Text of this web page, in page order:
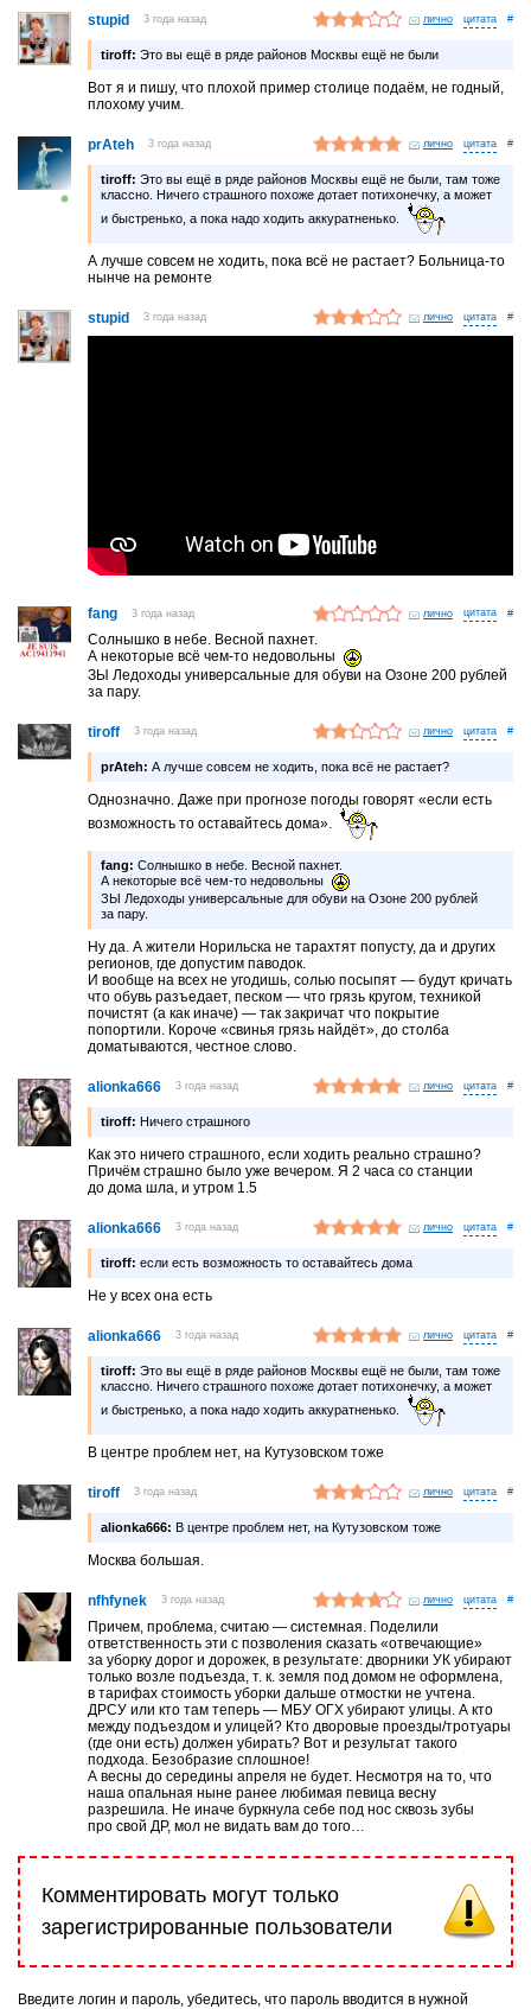
stupid 3 года назад лично #
tiroff: Это вы ещё в ряде районов Москвы ещё не были
Вот я и пишу, что плохой пример столице подаём, не годный,
плохому учим.
prAteh 3 года назад лично #
tiroff: Это вы ещё в ряде районов Москвы ещё не были, там тоже
классно. Ничего страшного похоже дотает потихонечку, а может
и быстренько, а пока надо ходить аккуратненько.
А лучше совсем не ходить, пока всё не растает? Больница-то
нынче на ремонте
stupid 3 года назад лично #
fang 3 года назад лично #
Солнышко в небе. Весной пахнет.
А некоторые всё чем-то недовольны
ЗЫ Ледоходы универсальные для обуви на Озоне 200 рублей
за пару.
tiroff 3 года назад лично #
prAteh: А лучше совсем не ходить, пока всё не растает?
Однозначно. Даже при прогнозе погоды говорят «если есть
возможность то оставайтесь дома».
fang: Солнышко в небе. Весной пахнет.
А некоторые всё чем-то недовольны
ЗЫ Ледоходы универсальные для обуви на Озоне 200 рублей
за пару.
Ну да. А жители Норильска не тарахтят попусту, да и других
регионов, где допустим паводок.
И вообще на всех не угодишь, солью посыпят — будут кричать
что обувь разъедает, песком — что грязь кругом, техникой
почистят (а как иначе) — так закричат что покрытие
попортили. Короче «свинья грязь найдёт», до столба
доматываются, честное слово.
alionka666 3 года назад лично #
tiroff: Ничего страшного
Как это ничего страшного, если ходить реально страшно?
Причём страшно было уже вечером. Я 2 часа со станции
до дома шла, и утром 1.5
alionka666 3 года назад лично #
tiroff: если есть возможность то оставайтесь дома
Не у всех она есть
alionka666 3 года назад лично #
tiroff: Это вы ещё в ряде районов Москвы ещё не были, там тоже
классно. Ничего страшного похоже дотает потихонечку, а может
и быстренько, а пока надо ходить аккуратненько.
В центре проблем нет, на Кутузовском тоже
tiroff 3 года назад лично #
alionka666: В центре проблем нет, на Кутузовском тоже
Москва большая.
nfhfynek 3 года назад лично #
Причем, проблема, считаю — системная. Поделили
ответственность эти с позволения сказать «отвечающие»
за уборку дорог и дорожек, в результате: дворники УК убирают
только возле подъезда, т. к. земля под домом не оформлена,
в тарифах стоимость уборки дальше отмостки не учтена.
ДРСУ или кто там теперь — МБУ ОГХ убирают улицы. А кто
между подъездом и улицей? Кто дворовые проезды/тротуары
(где они есть) должен убирать? Вот и результат такого
подхода. Безобразие сплошное!
А весны до середины апреля не будет. Несмотря на то, что
наша опальная ныне ранее любимая певица весну
разрешила. Не иначе буркнула себе под нос сквозь зубы
про свой ДР, мол не видать вам до того…
Комментировать могут только
зарегистрированные пользователи
Введите логин и пароль, убедитесь, что пароль вводится в нужной